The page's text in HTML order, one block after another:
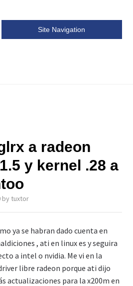
Site Navigation
a radeon
y kernel .28 a
by tuxtor
ya se habran dado cuenta en
, ati en linux es y seguira
a intel o nvidia. Me vi en la
libre radeon porque ati dijo
actualizaciones para la x200m en